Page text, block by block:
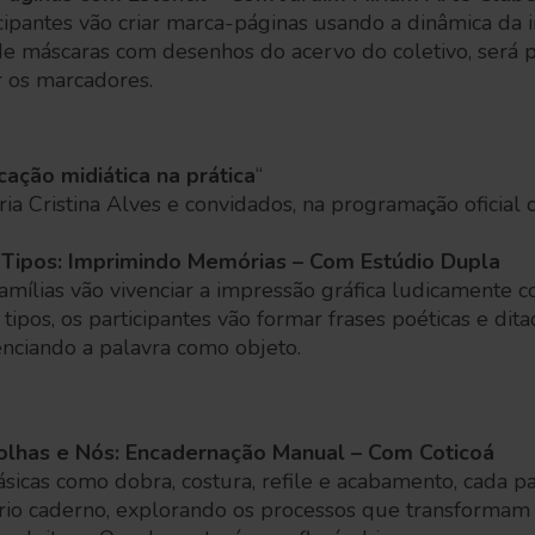
vão criar marca-páginas usando a dinâmica da
máscaras com desenhos do acervo do coletivo, será
marcadores.
midiática na prática“
Cristina Alves e convidados, na programação oficial
Imprimindo Memórias – Com Estúdio Dupla
vão vivenciar a impressão gráfica ludicamente
os participantes vão formar frases poéticas e
a palavra como objeto.
e Nós: Encadernação Manual – Com Coticoá
como dobra, costura, refile e acabamento, cada
caderno, explorando os processos que